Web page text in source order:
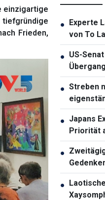
einzigartige
Frieden,
● Experte
von To
Vietnam
● US-
● Streben
ASEAN-
● Japans
Priorität
und -
●
●